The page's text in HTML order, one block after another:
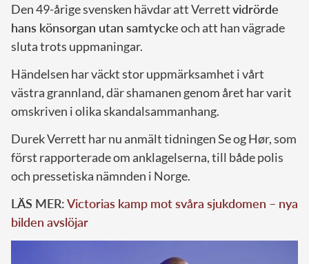
Den 49-årige svensken hävdar att Verrettvidrörde
hans könsorgan utan samtyckeoch att han vägrade
sluta trots uppmaningar.
Händelsen har väckt stor uppmärksamhet i vårt
västra grannland, där shamanen genom året har varit
omskriven i olika skandalsammanhang.
Durek Verrett har nu anmält tidningen Se og Hør, som
först rapporterade om anklagelserna, till både polis
och pressetiska nämnden i Norge.
LÄS MER:Victorias kamp mot svåra sjukdomen – nya
bilden avslöjar